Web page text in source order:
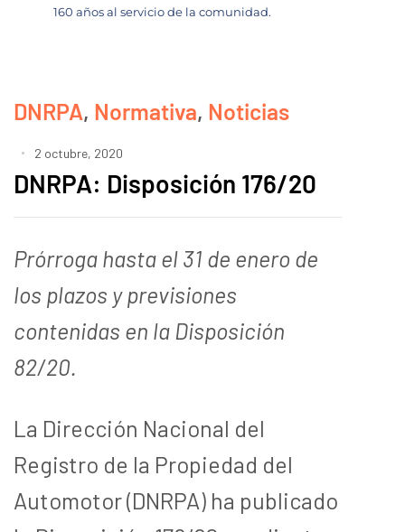
160 años al servicio de la comunidad.
DNRPA, Normativa, Noticias
2 octubre, 2020
DNRPA: Disposición 176/20
Prórroga hasta el 31 de enero de
los plazos y previsiones
contenidas en la Disposición
82/20.
La Dirección Nacional del
Registro de la Propiedad del
Automotor (DNRPA) ha publicado